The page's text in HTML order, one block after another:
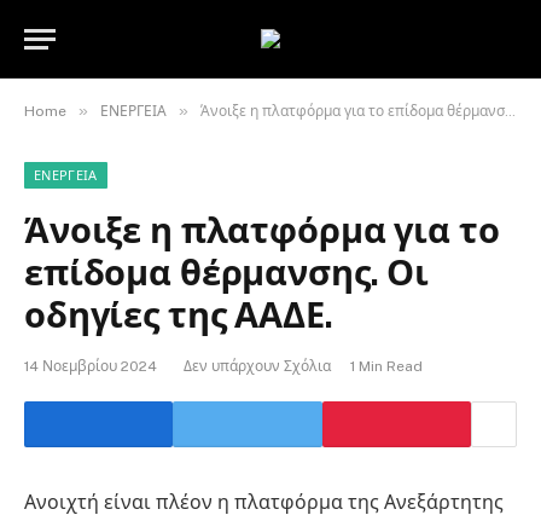
Home » ΕΝΕΡΓΕΙΑ » Άνοιξε η πλατφόρμα για το επίδομα θέρμανσης. Οι οδηγίες της ΑΑΔΕ.
ΕΝΕΡΓΕΙΑ
Άνοιξε η πλατφόρμα για το
επίδομα θέρμανσης. Οι
οδηγίες της ΑΑΔΕ.
14 Νοεμβρίου 2024 Δεν υπάρχουν Σχόλια 1 Min Read
Ανοιχτή είναι πλέον η πλατφόρμα της Ανεξάρτητης